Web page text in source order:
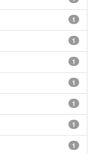
1
1
1
1
1
1
1